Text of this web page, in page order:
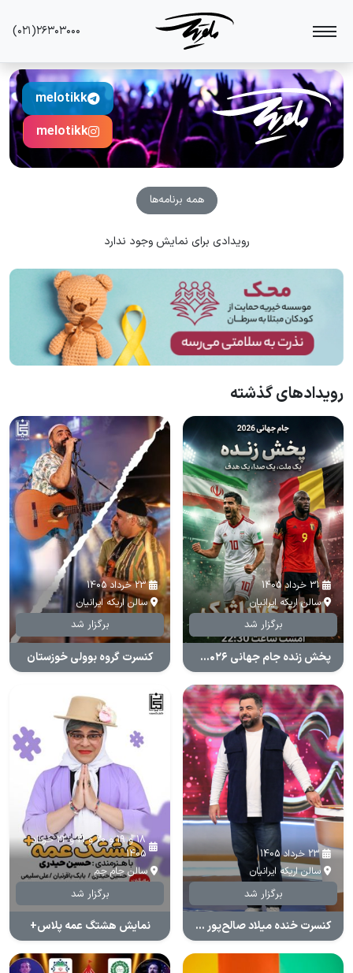
(۰۲۱)۲۶۳۰۳۰۰۰
melotikk
melotikk
همه برنامه‌ها
رویدادی برای نمایش وجود ندارد
رویدادهای گذشته
31 خرداد 1405
سالن اریکه ایرانیان
برگزار شد
پخش زنده جام جهانی ۲۰۲۶ (ایران و بلژیک)
23 خرداد 1405
سالن اریکه ایرانیان
برگزار شد
کنسرت گروه بوولی خوزستان
23 خرداد 1405
سالن اریکه ایرانیان
برگزار شد
کنسرت خنده میلاد صالح‌پور (دینامیت‌شو)
18 و 19 و 20 و 21 و 22 خرداد
1405
سالن جام جم
برگزار شد
نمایش هشتگ عمه پلاس+